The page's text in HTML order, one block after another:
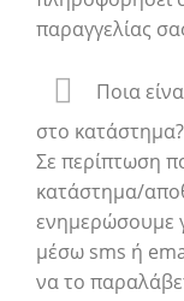
παραγγελίας
Ποια
στο κατάστημα?
Σε περίπτωση
κατάστημα/
ενημερώσουμε
μέσω sms ή
να το